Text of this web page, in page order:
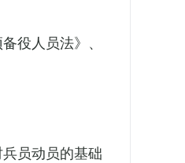
役人员法》、
员动员的基础